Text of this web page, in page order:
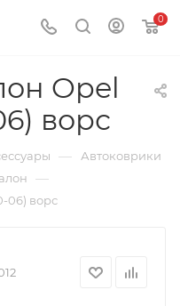
0
Opel
ворс
— Автоковрики
—
06) ворс